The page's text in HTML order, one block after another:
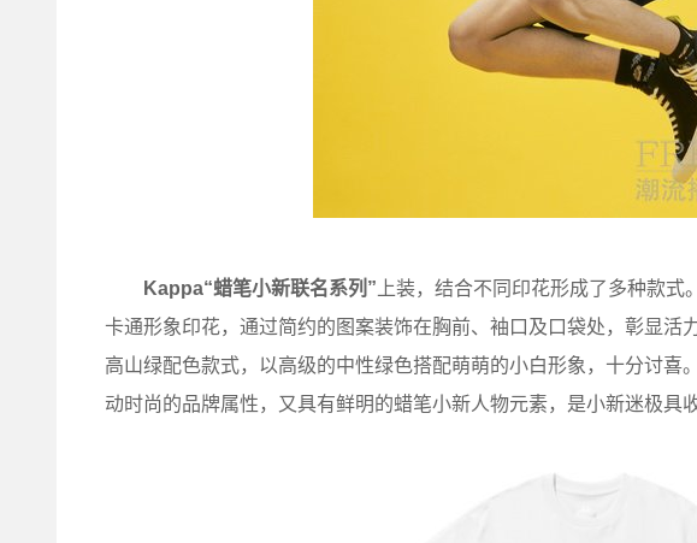
Kappa“蜡笔小新联名系列” 上装，结合不同印花形成了多种款
卡通形象印花，通过简约的图案装饰在胸前、袖口及口袋处，彰显活
高山绿配色款式，以高级的中性绿色搭配萌萌的小白形象，十分讨喜
动时尚的品牌属性，又具有鲜明的蜡笔小新人物元素，是小新迷极具